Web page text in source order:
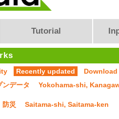
Tutorial
Recently updated
ンデータ Yokohama-shi,
防災 Saitama-shi, Saitama-ken